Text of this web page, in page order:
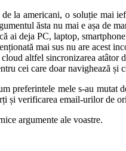
la americani, o soluție mai
ăsta nu mai e așa de
ai deja PC, laptop,
mai sus nu are acest
altfel sincronizarea atâtor
cei care doar navighează și
preferintele mele s-au mutat
și verificarea email-urilor de
argumente ale voastre.